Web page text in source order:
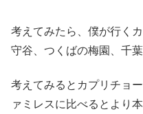
考えてみたら、僕が行く
守谷、つくばの梅園、千
考えてみるとカプリチョ
ァミレスに比べるとより